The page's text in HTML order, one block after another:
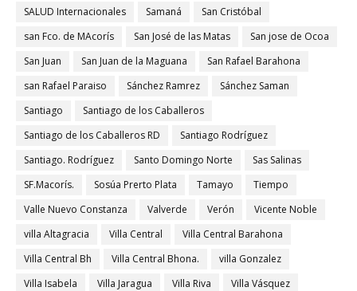
SALUD Internacionales
Samaná
San Cristóbal
san Fco. de MAcorís
San José de las Matas
San jose de Ocoa
San Juan
San Juan de la Maguana
San Rafael Barahona
san Rafael Paraiso
Sánchez Ramrez
Sánchez Saman
Santiago
Santiago de los Caballeros
Santiago de los Caballeros RD
Santiago Rodríguez
Santiago. Rodríguez
Santo Domingo Norte
Sas Salinas
SF.Macorís.
Sosúa Prerto Plata Tamayo
Tiempo
Valle Nuevo Constanza
Valverde Verón
Vicente Noble
villa Altagracia
Villa Central
Villa Central Barahona
Villa Central Bh
Villa Central Bhona.
villa Gonzalez
Villa Isabela
Villa Jaragua Villa Riva
Villa Vásquez